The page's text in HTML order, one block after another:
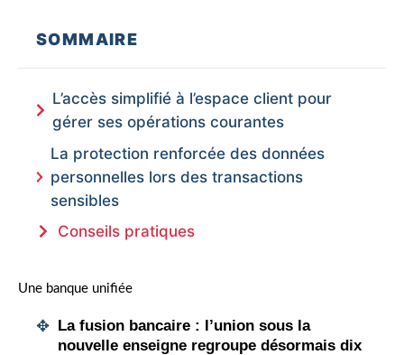
SOMMAIRE
L’accès simplifié à l’espace client pour
gérer ses opérations courantes
La protection renforcée des données
personnelles lors des transactions
sensibles
Conseils pratiques
Une banque unifiée
La fusion bancaire : l’union sous la
nouvelle enseigne regroupe désormais dix